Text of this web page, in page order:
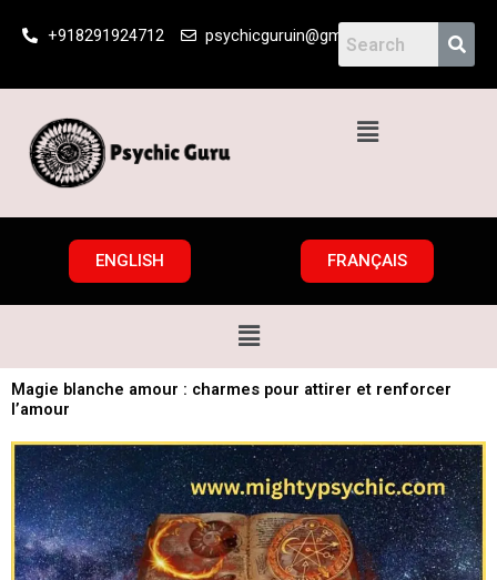
+918291924712 psychicguruin@gmail.com
Menu
ENGLISH FRANÇAIS
Menu
Magie blanche amour : charmes pour attirer et renforcer
l’amour